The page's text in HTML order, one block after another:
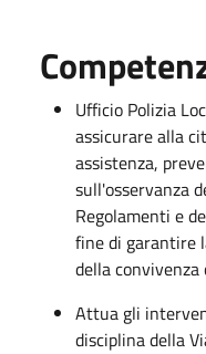
Ufficio Polizia
assicurare alla
assistenza,
sull'osservanza
Regolamenti e
fine di garantire
della
Attua gli
disciplina della